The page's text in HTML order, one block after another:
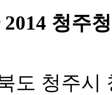
청주
도 청주시